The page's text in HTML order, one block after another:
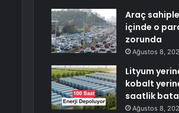
Araç
içinde o
zorunda
Ağustos 8,
Lityum
kobalt
saatlik
Ağustos 8,